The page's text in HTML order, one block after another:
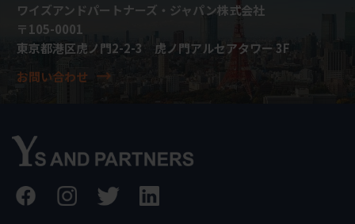
ワイズアンドパートナーズ・ジャパン株式会社
〒105-0001
東京都港区虎ノ門2-2-3 虎ノ門アルセアタワー 3F
お問い合わせ